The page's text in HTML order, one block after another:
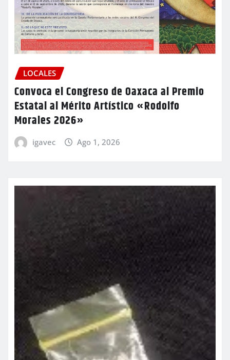
LOCALES
Convoca el Congreso de Oaxaca al Premio
Estatal al Mérito Artístico «Rodolfo
Morales 2026»
igavec Ago 1, 2026